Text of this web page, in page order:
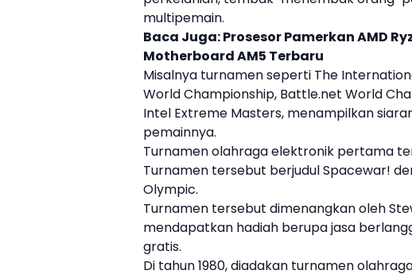
multipemain.
Baca Juga:Prosesor Pamerkan AMD
Motherboard AM5 Terbaru
Misalnya turnamen seperti The
World Championship, Battle.net World
Intel Extreme Masters, menampilkan
pemainnya.
Turnamen olahraga elektronik pertama
Turnamen tersebut berjudul Spacewar!
Olympic.
Turnamen tersebut dimenangkan oleh
mendapatkan hadiah berupa jasa
gratis.
Di tahun 1980, diadakan turnamen